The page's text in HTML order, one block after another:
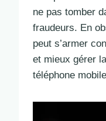
ne pas tomber
fraudeurs. En
peut s’armer
et mieux gérer
téléphone